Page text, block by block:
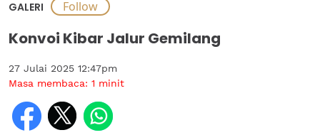
GALERI
Konvoi Kibar Jalur Gemilang
27 Julai 2025 12:47pm
Masa membaca: 1 minit